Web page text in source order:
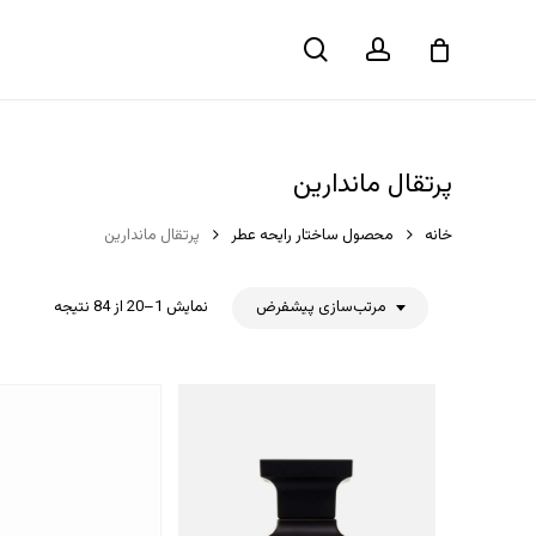
جستجوحساب
کاربری سبد خرید
پرتقال ماندارین
خانه محصول ساختار رایحه عطر پرتقال ماندارین
نمایش 1–20 از 84 نتیجه مرتب‌سازی پیشفرض